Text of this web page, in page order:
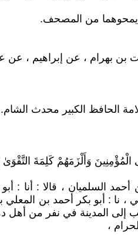
بن بهرام ، عن إبراهيم ،
وَأَلْزَمَهُمْ كَلِمَةَ التَّقْوَىٰ
السلميان ، قالا : أنا :
: أبو بكر أحمد بن المعلي
إلى المدينة في نفر من
،